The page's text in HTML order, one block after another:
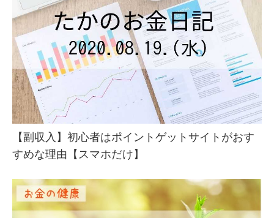
【副収入】初心者はポイントゲットサイトがおす
すめな理由【スマホだけ】